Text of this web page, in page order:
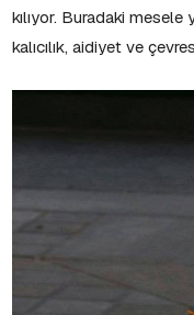
kılıyor. Buradaki
kalıcılık, aidiyet ve